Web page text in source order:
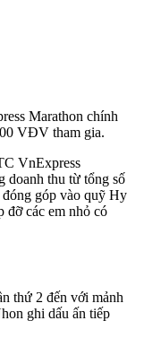
Marathon chính
VĐV tham gia.
VnExpress
doanh thu từ tổng số
góp vào quỹ Hy
đỡ các em nhỏ có
thứ 2 đến với mảnh
ghi dấu ấn tiếp